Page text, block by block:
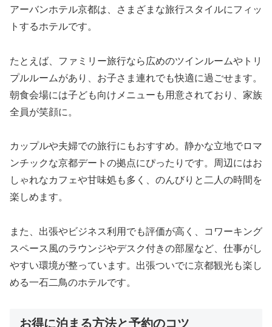
アーバンホテル京都は、さまざまな旅行スタイルにフィッ
トするホテルです。
たとえば、ファミリー旅行なら広めのツインルームやトリ
プルルームがあり、お子さま連れでも快適に過ごせます。
朝食会場には子ども向けメニューも用意されており、家族
全員が笑顔に。
カップルや夫婦での旅行にもおすすめ。静かな立地でロマ
ンチックな京都デートの拠点にぴったりです。周辺にはお
しゃれなカフェや甘味処も多く、のんびりと二人の時間を
楽しめます。
また、出張やビジネス利用でも評価が高く、コワーキング
スペース風のラウンジやデスク付きの部屋など、仕事がし
やすい環境が整っています。出張ついでに京都観光も楽し
める一石二鳥のホテルです。
お得に泊まる方法と予約のコツ